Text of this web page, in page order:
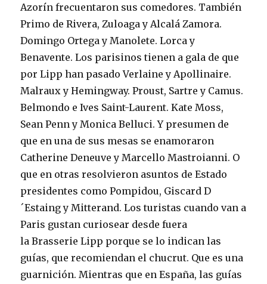
Azorín frecuentaron sus comedores. También
Primo de Rivera, Zuloaga y Alcalá Zamora.
Domingo Ortega y Manolete. Lorca y
Benavente. Los parisinos tienen a gala de que
por Lipp han pasado Verlaine y Apollinaire.
Malraux y Hemingway. Proust, Sartre y Camus.
Belmondo e Ives Saint-Laurent. Kate Moss,
Sean Penn y Monica Belluci. Y presumen de
que en una de sus mesas se enamoraron
Catherine Deneuve y Marcello Mastroianni. O
que en otras resolvieron asuntos de Estado
presidentes como Pompidou, Giscard D
´Estaing y Mitterand. Los turistas cuando van a
Paris gustan curiosear desde fuera
la Brasserie Lipp porque se lo indican las
guías, que recomiendan el chucrut. Que es una
guarnición. Mientras que en España, las guías